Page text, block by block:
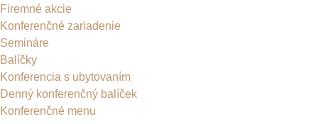
Firemné akcie
Konferenčné zariadenie
Semináre
Balíčky
Konferencia s ubytovaním
Denný konferenčný balíček
Konferenčné menu